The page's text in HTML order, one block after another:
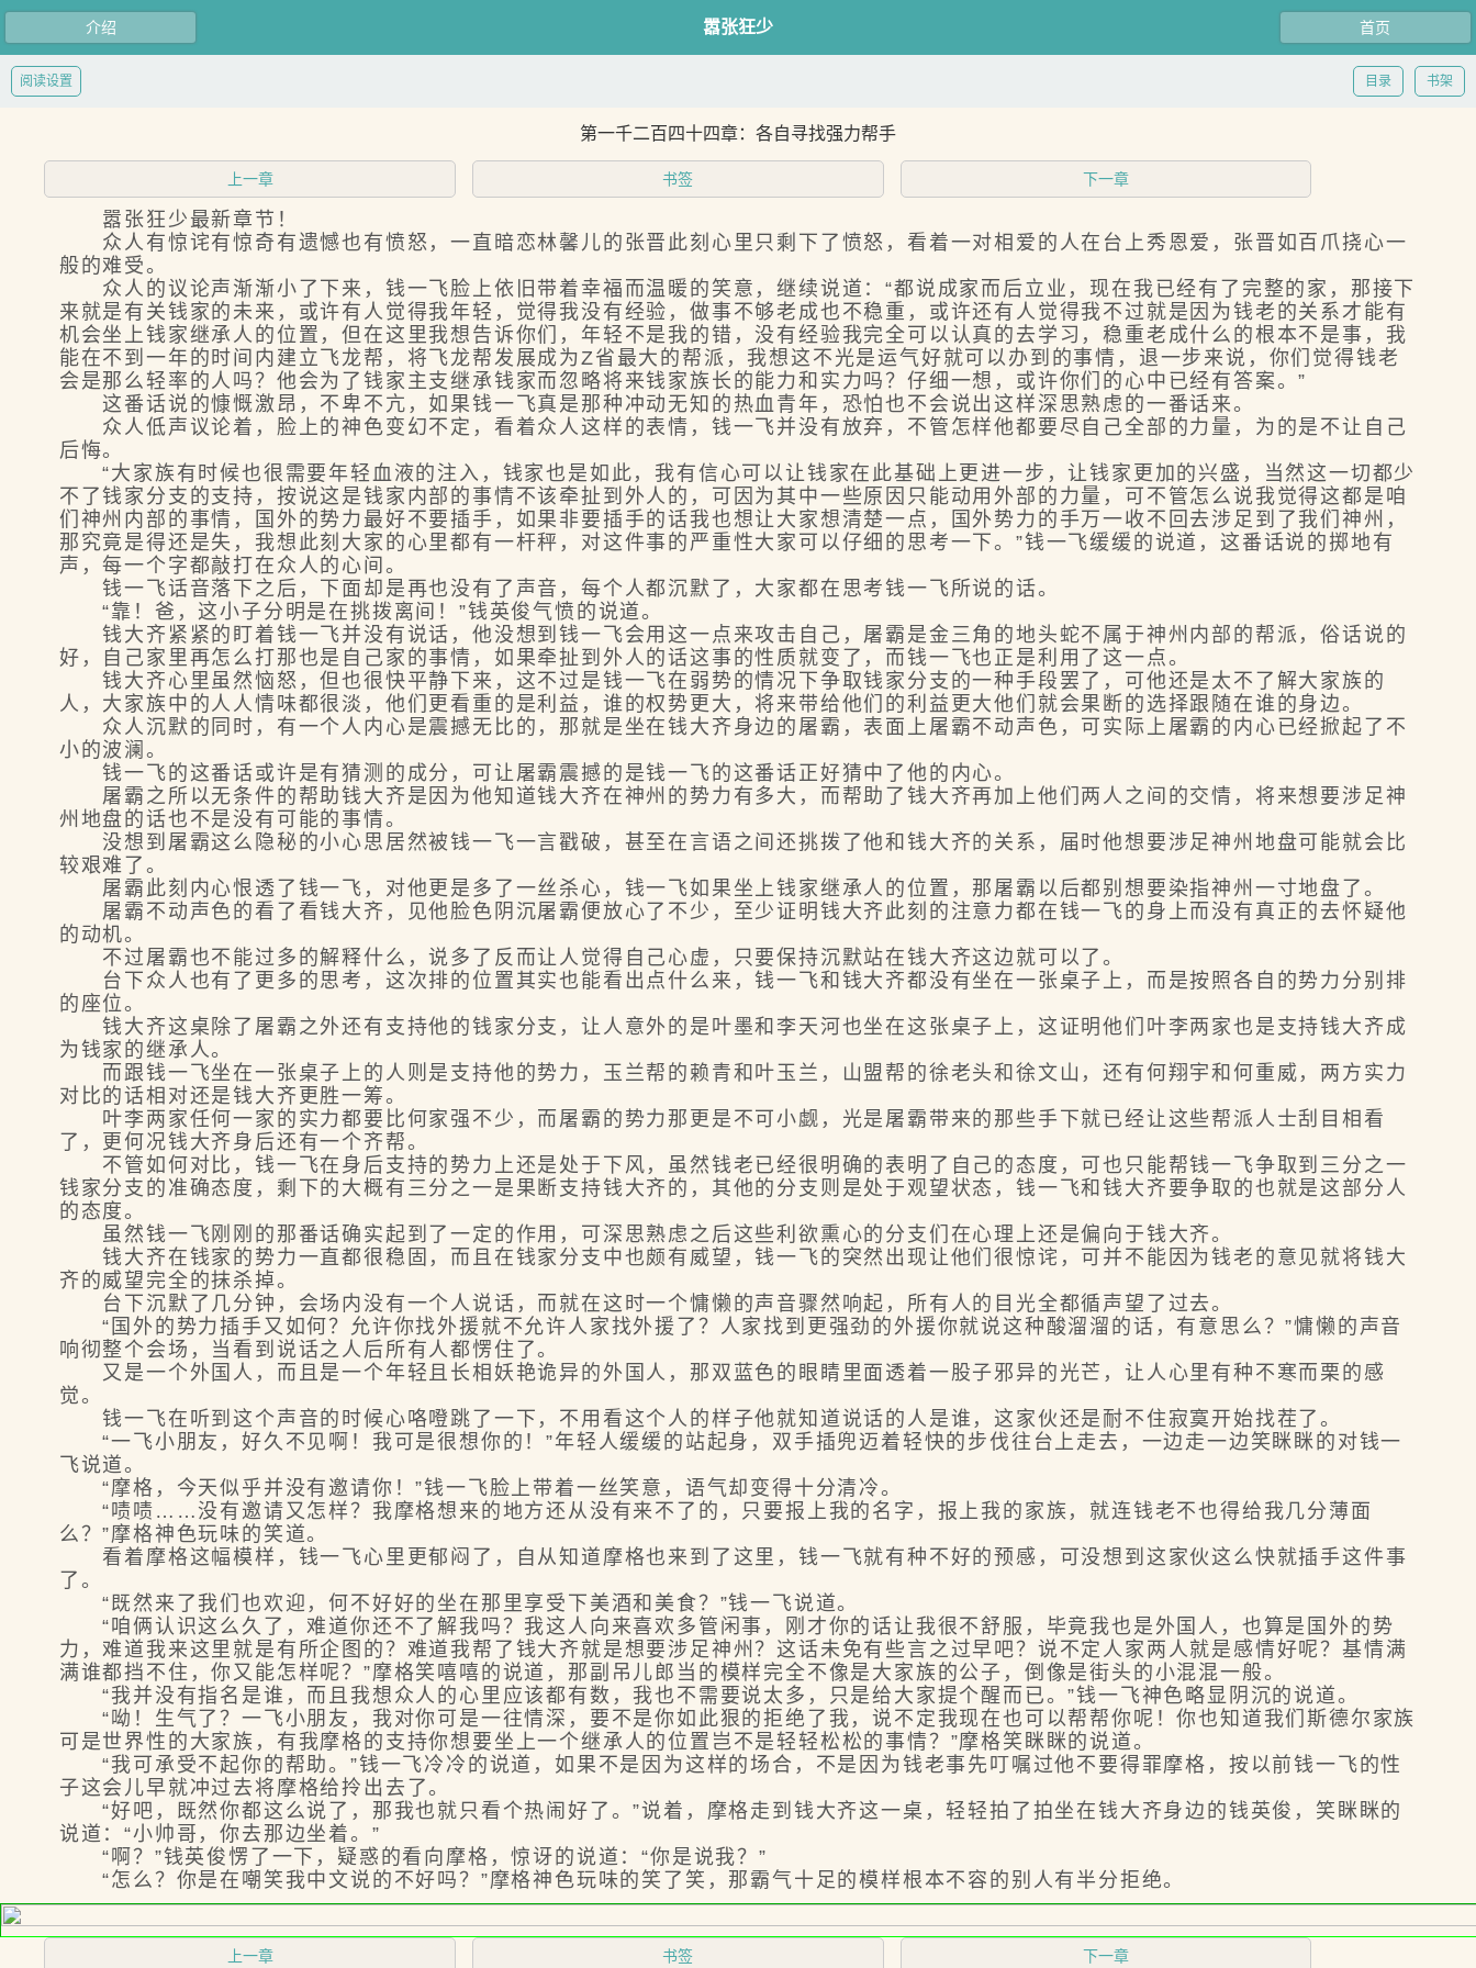
介绍 首页
嚣张狂少
书架
目录
阅读设置
第一千二百四十四章：各自寻找强力帮手
上一章 书签 下一章
嚣张狂少最新章节！
众人有惊诧有惊奇有遗憾也有愤怒，一直暗恋林馨儿的张晋此刻心里只剩下了愤怒，看着一对相爱的人在台上秀恩爱，张晋如百爪挠心一
般的难受。
众人的议论声渐渐小了下来，钱一飞脸上依旧带着幸福而温暖的笑意，继续说道：“都说成家而后立业，现在我已经有了完整的家，那接下
来就是有关钱家的未来，或许有人觉得我年轻，觉得我没有经验，做事不够老成也不稳重，或许还有人觉得我不过就是因为钱老的关系才能有
机会坐上钱家继承人的位置，但在这里我想告诉你们，年轻不是我的错，没有经验我完全可以认真的去学习，稳重老成什么的根本不是事，我
能在不到一年的时间内建立飞龙帮，将飞龙帮发展成为Z省最大的帮派，我想这不光是运气好就可以办到的事情，退一步来说，你们觉得钱老
会是那么轻率的人吗？他会为了钱家主支继承钱家而忽略将来钱家族长的能力和实力吗？仔细一想，或许你们的心中已经有答案。”
这番话说的慷慨激昂，不卑不亢，如果钱一飞真是那种冲动无知的热血青年，恐怕也不会说出这样深思熟虑的一番话来。
众人低声议论着，脸上的神色变幻不定，看着众人这样的表情，钱一飞并没有放弃，不管怎样他都要尽自己全部的力量，为的是不让自己
后悔。
“大家族有时候也很需要年轻血液的注入，钱家也是如此，我有信心可以让钱家在此基础上更进一步，让钱家更加的兴盛，当然这一切都少
不了钱家分支的支持，按说这是钱家内部的事情不该牵扯到外人的，可因为其中一些原因只能动用外部的力量，可不管怎么说我觉得这都是咱
们神州内部的事情，国外的势力最好不要插手，如果非要插手的话我也想让大家想清楚一点，国外势力的手万一收不回去涉足到了我们神州，
那究竟是得还是失，我想此刻大家的心里都有一杆秤，对这件事的严重性大家可以仔细的思考一下。”钱一飞缓缓的说道，这番话说的掷地有
声，每一个字都敲打在众人的心间。
钱一飞话音落下之后，下面却是再也没有了声音，每个人都沉默了，大家都在思考钱一飞所说的话。
“靠！爸，这小子分明是在挑拨离间！”钱英俊气愤的说道。
钱大齐紧紧的盯着钱一飞并没有说话，他没想到钱一飞会用这一点来攻击自己，屠霸是金三角的地头蛇不属于神州内部的帮派，俗话说的
好，自己家里再怎么打那也是自己家的事情，如果牵扯到外人的话这事的性质就变了，而钱一飞也正是利用了这一点。
钱大齐心里虽然恼怒，但也很快平静下来，这不过是钱一飞在弱势的情况下争取钱家分支的一种手段罢了，可他还是太不了解大家族的
人，大家族中的人人情味都很淡，他们更看重的是利益，谁的权势更大，将来带给他们的利益更大他们就会果断的选择跟随在谁的身边。
众人沉默的同时，有一个人内心是震撼无比的，那就是坐在钱大齐身边的屠霸，表面上屠霸不动声色，可实际上屠霸的内心已经掀起了不
小的波澜。
钱一飞的这番话或许是有猜测的成分，可让屠霸震撼的是钱一飞的这番话正好猜中了他的内心。
屠霸之所以无条件的帮助钱大齐是因为他知道钱大齐在神州的势力有多大，而帮助了钱大齐再加上他们两人之间的交情，将来想要涉足神
州地盘的话也不是没有可能的事情。
没想到屠霸这么隐秘的小心思居然被钱一飞一言戳破，甚至在言语之间还挑拨了他和钱大齐的关系，届时他想要涉足神州地盘可能就会比
较艰难了。
屠霸此刻内心恨透了钱一飞，对他更是多了一丝杀心，钱一飞如果坐上钱家继承人的位置，那屠霸以后都别想要染指神州一寸地盘了。
屠霸不动声色的看了看钱大齐，见他脸色阴沉屠霸便放心了不少，至少证明钱大齐此刻的注意力都在钱一飞的身上而没有真正的去怀疑他
的动机。
不过屠霸也不能过多的解释什么，说多了反而让人觉得自己心虚，只要保持沉默站在钱大齐这边就可以了。
台下众人也有了更多的思考，这次排的位置其实也能看出点什么来，钱一飞和钱大齐都没有坐在一张桌子上，而是按照各自的势力分别排
的座位。
钱大齐这桌除了屠霸之外还有支持他的钱家分支，让人意外的是叶墨和李天河也坐在这张桌子上，这证明他们叶李两家也是支持钱大齐成
为钱家的继承人。
而跟钱一飞坐在一张桌子上的人则是支持他的势力，玉兰帮的赖青和叶玉兰，山盟帮的徐老头和徐文山，还有何翔宇和何重威，两方实力
对比的话相对还是钱大齐更胜一筹。
叶李两家任何一家的实力都要比何家强不少，而屠霸的势力那更是不可小觑，光是屠霸带来的那些手下就已经让这些帮派人士刮目相看
了，更何况钱大齐身后还有一个齐帮。
不管如何对比，钱一飞在身后支持的势力上还是处于下风，虽然钱老已经很明确的表明了自己的态度，可也只能帮钱一飞争取到三分之一
钱家分支的准确态度，剩下的大概有三分之一是果断支持钱大齐的，其他的分支则是处于观望状态，钱一飞和钱大齐要争取的也就是这部分人
的态度。
虽然钱一飞刚刚的那番话确实起到了一定的作用，可深思熟虑之后这些利欲熏心的分支们在心理上还是偏向于钱大齐。
钱大齐在钱家的势力一直都很稳固，而且在钱家分支中也颇有威望，钱一飞的突然出现让他们很惊诧，可并不能因为钱老的意见就将钱大
齐的威望完全的抹杀掉。
台下沉默了几分钟，会场内没有一个人说话，而就在这时一个慵懒的声音骤然响起，所有人的目光全都循声望了过去。
“国外的势力插手又如何？允许你找外援就不允许人家找外援了？人家找到更强劲的外援你就说这种酸溜溜的话，有意思么？”慵懒的声音
响彻整个会场，当看到说话之人后所有人都愣住了。
又是一个外国人，而且是一个年轻且长相妖艳诡异的外国人，那双蓝色的眼睛里面透着一股子邪异的光芒，让人心里有种不寒而栗的感
觉。
钱一飞在听到这个声音的时候心咯噔跳了一下，不用看这个人的样子他就知道说话的人是谁，这家伙还是耐不住寂寞开始找茬了。
“一飞小朋友，好久不见啊！我可是很想你的！”年轻人缓缓的站起身，双手插兜迈着轻快的步伐往台上走去，一边走一边笑眯眯的对钱一
飞说道。
“摩格，今天似乎并没有邀请你！”钱一飞脸上带着一丝笑意，语气却变得十分清冷。
“啧啧……没有邀请又怎样？我摩格想来的地方还从没有来不了的，只要报上我的名字，报上我的家族，就连钱老不也得给我几分薄面
么？”摩格神色玩味的笑道。
看着摩格这幅模样，钱一飞心里更郁闷了，自从知道摩格也来到了这里，钱一飞就有种不好的预感，可没想到这家伙这么快就插手这件事
了。
“既然来了我们也欢迎，何不好好的坐在那里享受下美酒和美食？”钱一飞说道。
“咱俩认识这么久了，难道你还不了解我吗？我这人向来喜欢多管闲事，刚才你的话让我很不舒服，毕竟我也是外国人，也算是国外的势
力，难道我来这里就是有所企图的？难道我帮了钱大齐就是想要涉足神州？这话未免有些言之过早吧？说不定人家两人就是感情好呢？基情满
满谁都挡不住，你又能怎样呢？”摩格笑嘻嘻的说道，那副吊儿郎当的模样完全不像是大家族的公子，倒像是街头的小混混一般。
“我并没有指名是谁，而且我想众人的心里应该都有数，我也不需要说太多，只是给大家提个醒而已。”钱一飞神色略显阴沉的说道。
“呦！生气了？一飞小朋友，我对你可是一往情深，要不是你如此狠的拒绝了我，说不定我现在也可以帮帮你呢！你也知道我们斯德尔家族
可是世界性的大家族，有我摩格的支持你想要坐上一个继承人的位置岂不是轻轻松松的事情？”摩格笑眯眯的说道。
“我可承受不起你的帮助。”钱一飞冷冷的说道，如果不是因为这样的场合，不是因为钱老事先叮嘱过他不要得罪摩格，按以前钱一飞的性
子这会儿早就冲过去将摩格给拎出去了。
“好吧，既然你都这么说了，那我也就只看个热闹好了。”说着，摩格走到钱大齐这一桌，轻轻拍了拍坐在钱大齐身边的钱英俊，笑眯眯的
说道：“小帅哥，你去那边坐着。”
“啊？”钱英俊愣了一下，疑惑的看向摩格，惊讶的说道：“你是说我？”
“怎么？你是在嘲笑我中文说的不好吗？”摩格神色玩味的笑了笑，那霸气十足的模样根本不容的别人有半分拒绝。
上一章 书签 下一章